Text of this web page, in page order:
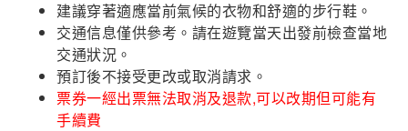
建議穿著適應當前氣候的衣物和舒適的步行鞋。
交通信息僅供參考。請在遊覽當天出發前檢查當地
交通狀況。
預訂後不接受更改或取消請求。
票券一經出票無法取消及退款,可以改期但可能有
手續費